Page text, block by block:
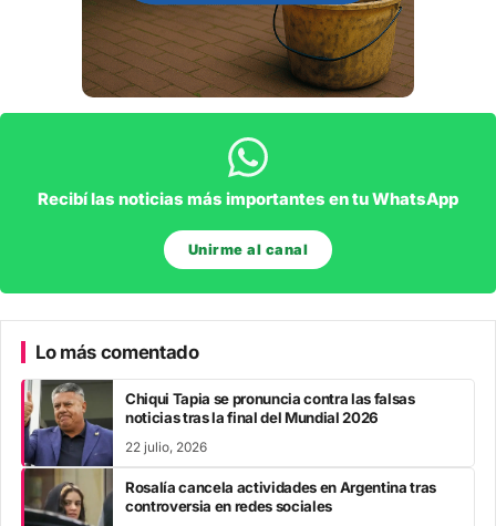
Recibí las noticias más importantes en tu WhatsApp
Unirme al canal
Lo más comentado
Chiqui Tapia se pronuncia contra las falsas
noticias tras la final del Mundial 2026
22 julio, 2026
Rosalía cancela actividades en Argentina tras
controversia en redes sociales